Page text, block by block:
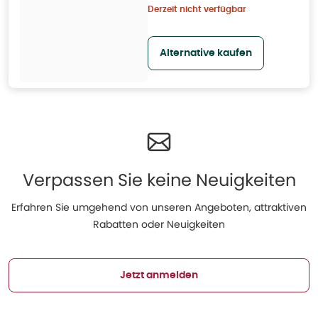
Derzeit nicht verfügbar
Alternative kaufen
Verpassen Sie keine Neuigkeiten
Erfahren Sie umgehend von unseren Angeboten, attraktiven
Rabatten oder Neuigkeiten
Jetzt anmelden